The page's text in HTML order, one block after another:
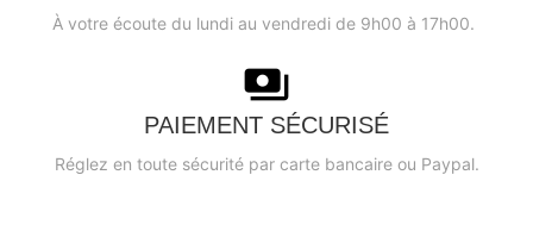
À votre écoute du lundi au vendredi de 9h00 à 17h00.
PAIEMENT SÉCURISÉ
Réglez en toute sécurité par carte bancaire ou Paypal.